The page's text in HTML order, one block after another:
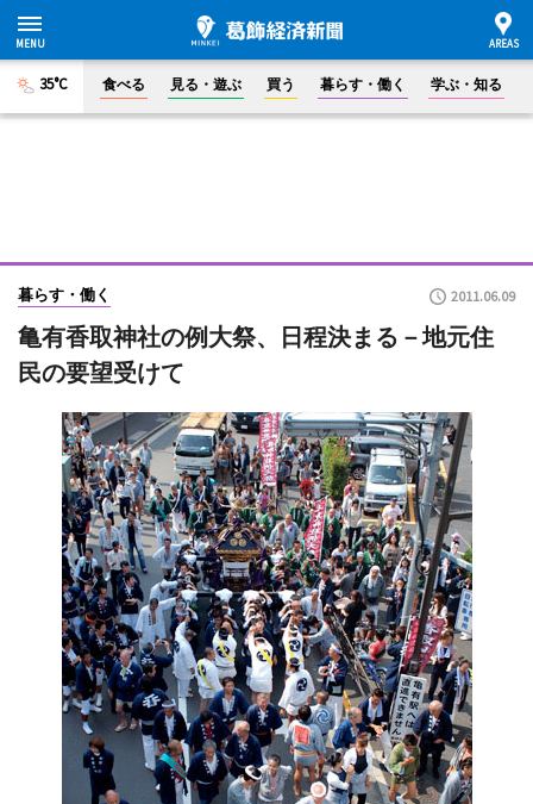
35°C 食べる 見る・遊ぶ 買う 暮らす・働く 学ぶ・知る
暮らす・働く 2011.06.09
亀有香取神社の例大祭、日程決まる－地元住
民の要望受けて